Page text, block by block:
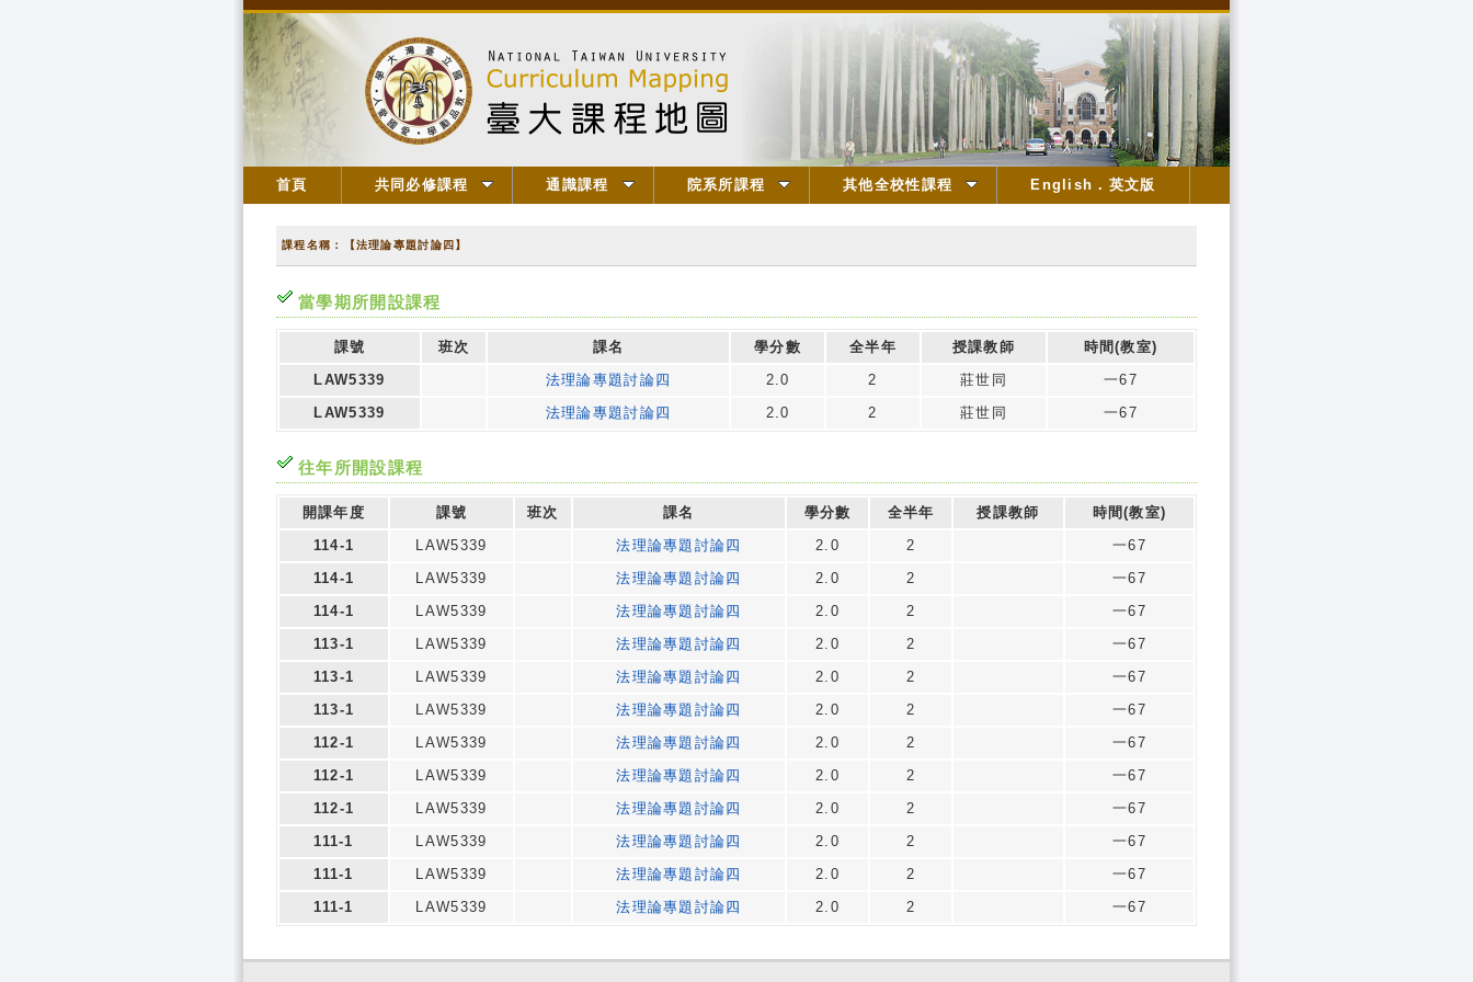
首頁 共同必修課程 通識課程 院系所課程 其他全校性課程 English．英文版
課程名稱：【法理論專題討論四】
當學期所開設課程
課號 班次 課名 學分數 全半年 授課教師
時間(教室)
LAW5339
法理論專題討論四 2.0 2 莊世同
一67
LAW5339
法理論專題討論四 2.0 2 莊世同 一67
往年所開設課程
開課年度 課號 班次 課名 學分數 全半年 授課教師
時間(教室)
114-1
LAW5339 法理論專題討論四 2.0 2
一67
114-1
LAW5339 法理論專題討論四 2.0 2
一67
114-1
LAW5339 法理論專題討論四 2.0 2
一67
113-1
LAW5339 法理論專題討論四 2.0 2
一67
113-1
LAW5339 法理論專題討論四 2.0 2
一67
113-1
LAW5339 法理論專題討論四 2.0 2
一67
112-1
LAW5339 法理論專題討論四 2.0 2
一67
112-1
LAW5339 法理論專題討論四 2.0 2
一67
112-1
LAW5339 法理論專題討論四 2.0 2
一67
111-1
LAW5339 法理論專題討論四 2.0 2
一67
111-1
LAW5339 法理論專題討論四 2.0 2
一67
111-1
LAW5339 法理論專題討論四 2.0 2 一67